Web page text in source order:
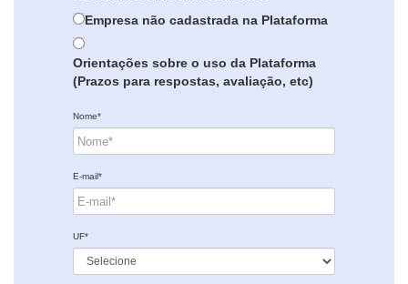
Empresa não cadastrada na Plataforma
Orientações sobre o uso da Plataforma
(Prazos para respostas, avaliação, etc)
Nome*
E-mail*
UF*